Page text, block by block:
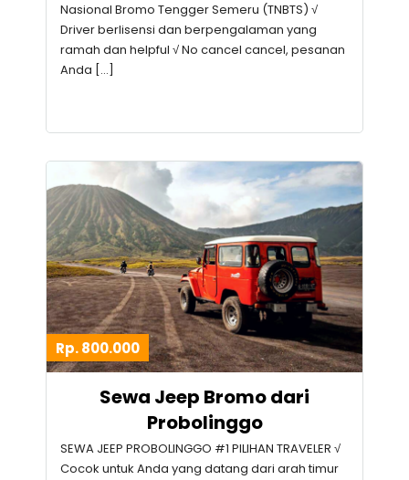
Nasional Bromo Tengger Semeru (TNBTS) √
Driver berlisensi dan berpengalaman yang
ramah dan helpful √ No cancel cancel, pesanan
Anda […]
Rp. 800.000
Sewa Jeep Bromo dari
Probolinggo
SEWA JEEP PROBOLINGGO #1 PILIHAN TRAVELER √
Cocok untuk Anda yang datang dari arah timur